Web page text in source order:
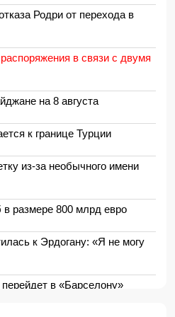
Родри от перехода в
в связи с двумя
на 8 августа
к границе Турции
из-за необычного имени
размере 800 млрд евро
к Эрдогану: «Я не могу
в «Барселону»